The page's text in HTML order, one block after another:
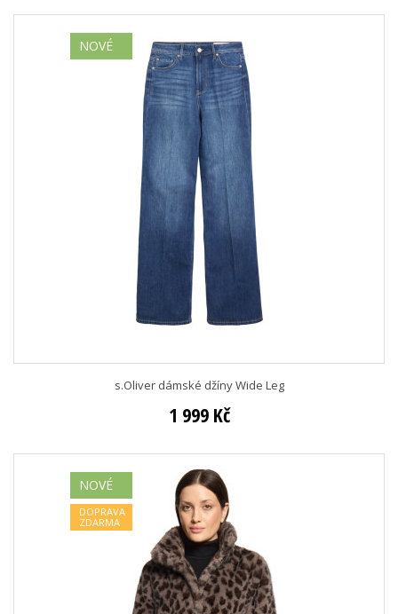
NOVÉ
s.Oliver dámské džíny Wide Leg
1 999 Kč
NOVÉ
DOPRAVA
ZDARMA